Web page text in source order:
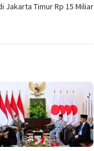
Jakarta Timur Rp 15 Miliar